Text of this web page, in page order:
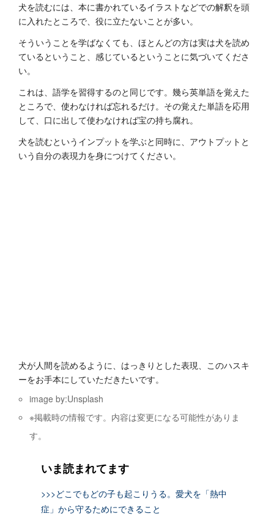
犬を読むには、本に書かれているイラストなどでの解釈を頭
に入れたところで、役に立たないことが多い。
そういうことを学ばなくても、ほとんどの方は実は犬を読め
ているということ、感じているということに気づいてくださ
い。
これは、語学を習得するのと同じです。幾ら英単語を覚えた
ところで、使わなければ忘れるだけ。その覚えた単語を応用
して、口に出して使わなければ宝の持ち腐れ。
犬を読むというインプットを学ぶと同時に、アウトプットと
いう自分の表現力を身につけてください。
犬が人間を読めるように、はっきりとした表現、このハスキ
ーをお手本にしていただきたいです。
image by:Unsplash
※掲載時の情報です。内容は変更になる可能性がありま
す。
いま読まれてます
>>>どこでもどの子も起こりうる。愛犬を「熱中
症」から守るためにできること